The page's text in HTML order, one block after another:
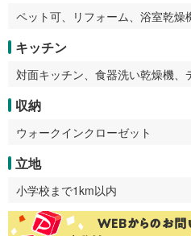
ペット可、リフォーム、浴室乾燥
キッチン
対面キッチン、食器洗い乾燥機、
収納
ウォークインクローゼット
立地
小学校まで1km以内